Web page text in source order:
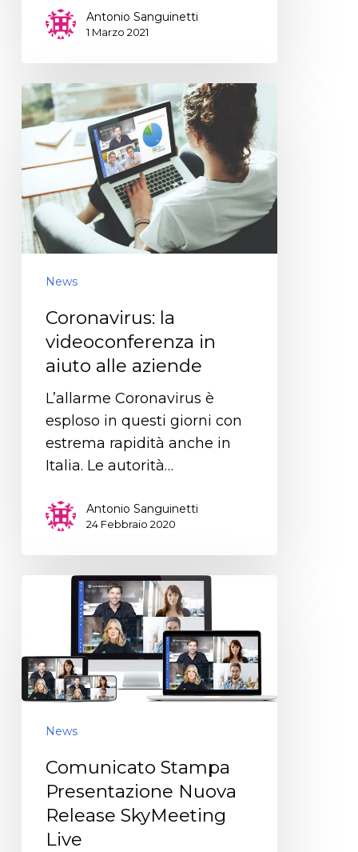
Antonio Sanguinetti
1 Marzo 2021
News
Coronavirus: la
videoconferenza in
aiuto alle aziende
L’allarme Coronavirus è
esploso in questi giorni con
estrema rapidità anche in
Italia. Le autorità…
Antonio Sanguinetti
24 Febbraio 2020
News
Comunicato Stampa
Presentazione Nuova
Release SkyMeeting
Live